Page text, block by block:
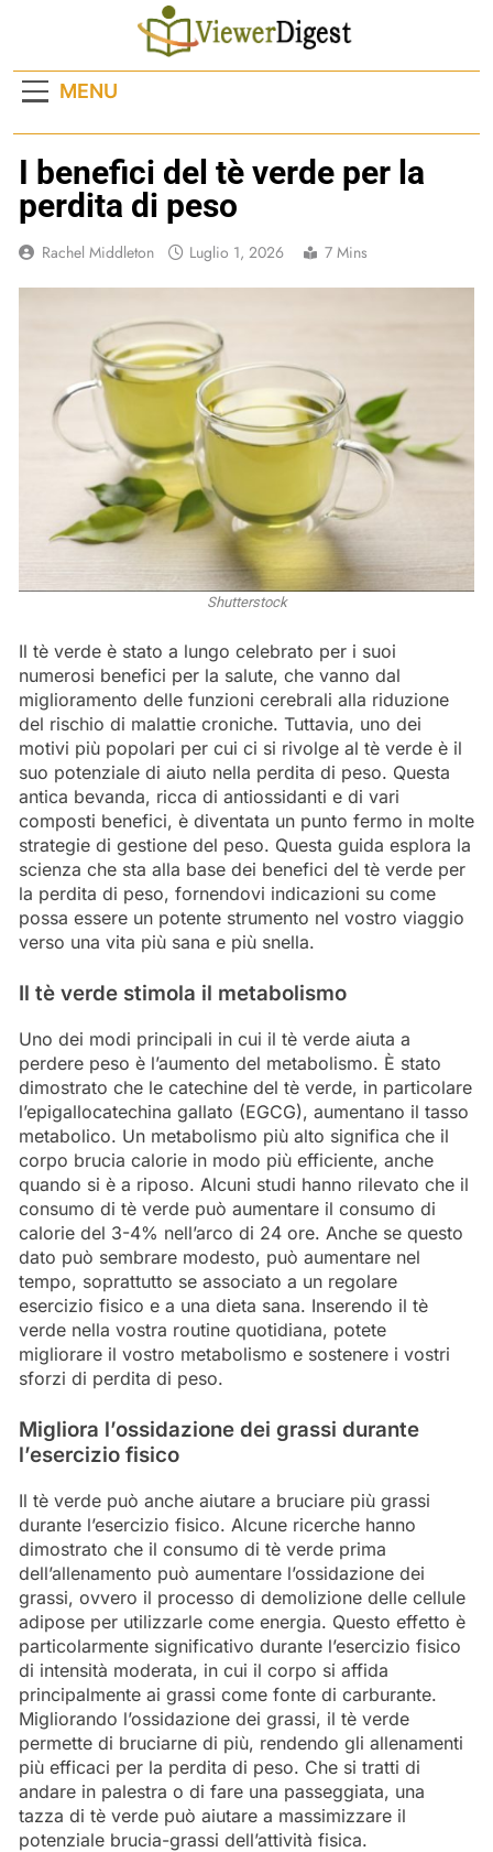
MENU
I benefici del tè verde per la
perdita di peso
Rachel Middleton Luglio 1, 2026 7 Mins
Shutterstock
Il tè verde è stato a lungo celebrato per i suoi
numerosi benefici per la salute, che vanno dal
miglioramento delle funzioni cerebrali alla riduzione
del rischio di malattie croniche. Tuttavia, uno dei
motivi più popolari per cui ci si rivolge al tè verde è il
suo potenziale di aiuto nella perdita di peso. Questa
antica bevanda, ricca di antiossidanti e di vari
composti benefici, è diventata un punto fermo in molte
strategie di gestione del peso. Questa guida esplora la
scienza che sta alla base dei benefici del tè verde per
la perdita di peso, fornendovi indicazioni su come
possa essere un potente strumento nel vostro viaggio
verso una vita più sana e più snella.
Il tè verde stimola il metabolismo
Uno dei modi principali in cui il tè verde aiuta a
perdere peso è l’aumento del metabolismo. È stato
dimostrato che le catechine del tè verde, in particolare
l’epigallocatechina gallato (EGCG), aumentano il tasso
metabolico. Un metabolismo più alto significa che il
corpo brucia calorie in modo più efficiente, anche
quando si è a riposo. Alcuni studi hanno rilevato che il
consumo di tè verde può aumentare il consumo di
calorie del 3-4% nell’arco di 24 ore. Anche se questo
dato può sembrare modesto, può aumentare nel
tempo, soprattutto se associato a un regolare
esercizio fisico e a una dieta sana. Inserendo il tè
verde nella vostra routine quotidiana, potete
migliorare il vostro metabolismo e sostenere i vostri
sforzi di perdita di peso.
Migliora l’ossidazione dei grassi durante
l’esercizio fisico
Il tè verde può anche aiutare a bruciare più grassi
durante l’esercizio fisico. Alcune ricerche hanno
dimostrato che il consumo di tè verde prima
dell’allenamento può aumentare l’ossidazione dei
grassi, ovvero il processo di demolizione delle cellule
adipose per utilizzarle come energia. Questo effetto è
particolarmente significativo durante l’esercizio fisico
di intensità moderata, in cui il corpo si affida
principalmente ai grassi come fonte di carburante.
Migliorando l’ossidazione dei grassi, il tè verde
permette di bruciarne di più, rendendo gli allenamenti
più efficaci per la perdita di peso. Che si tratti di
andare in palestra o di fare una passeggiata, una
tazza di tè verde può aiutare a massimizzare il
potenziale brucia-grassi dell’attività fisica.